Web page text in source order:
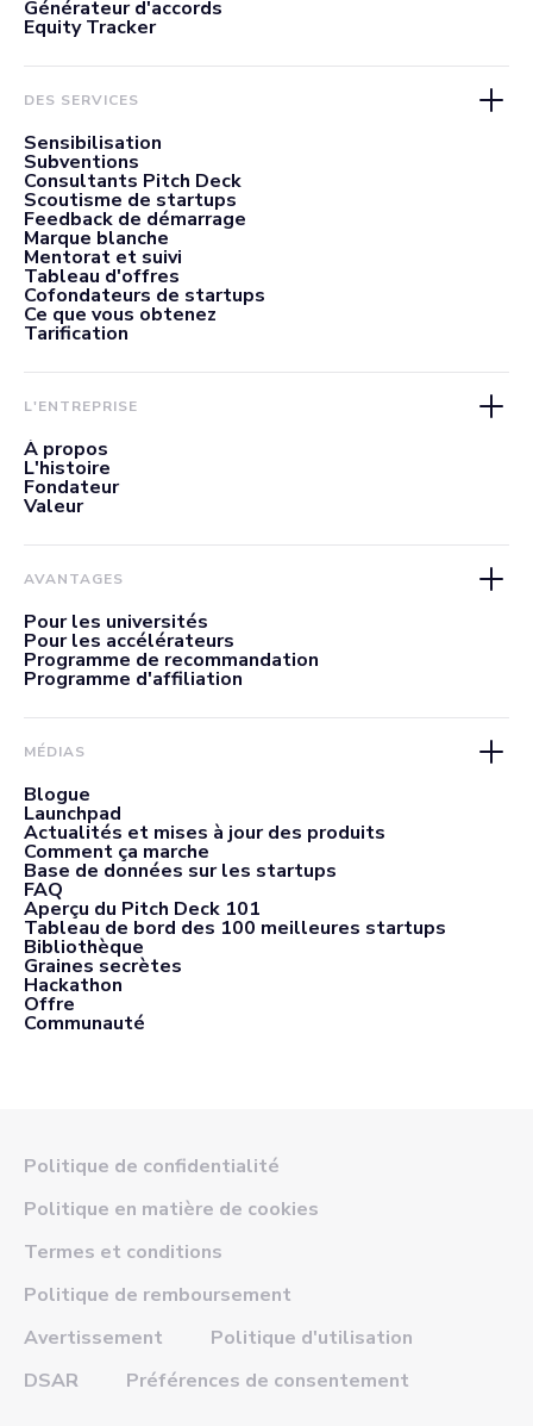
Générateur d'accords
Equity Tracker
DES SERVICES
Sensibilisation
Subventions
Consultants Pitch Deck
Scoutisme de startups
Feedback de démarrage
Marque blanche
Mentorat et suivi
Tableau d'offres
Cofondateurs de startups
Ce que vous obtenez
Tarification
L'ENTREPRISE
À propos
L'histoire
Fondateur
Valeur
AVANTAGES
Pour les universités
Pour les accélérateurs
Programme de recommandation
Programme d'affiliation
MÉDIAS
Blogue
Launchpad
Actualités et mises à jour des produits
Comment ça marche
Base de données sur les startups
FAQ
Aperçu du Pitch Deck 101
Tableau de bord des 100 meilleures startups
Bibliothèque
Graines secrètes
Hackathon
Offre
Communauté
Politique de confidentialité
Politique en matière de cookies
Termes et conditions
Politique de remboursement
Avertissement
Politique d'utilisation
DSAR
Préférences de consentement